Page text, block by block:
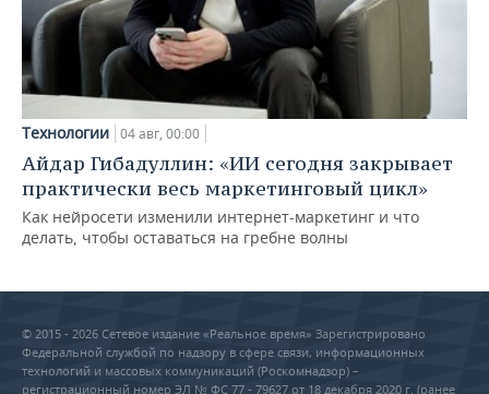
Технологии 04 авг, 00:00
Айдар Гибадуллин: «ИИ сегодня закрывает
практически весь маркетинговый цикл»
Как нейросети изменили интернет-маркетинг и что
делать, чтобы оставаться на гребне волны
© 2015 - 2026 Сетевое издание «Реальное время» Зарегистрировано
Федеральной службой по надзору в сфере связи, информационных
технологий и массовых коммуникаций (Роскомнадзор) –
регистрационный номер ЭЛ № ФС 77 - 79627 от 18 декабря 2020 г. (ранее